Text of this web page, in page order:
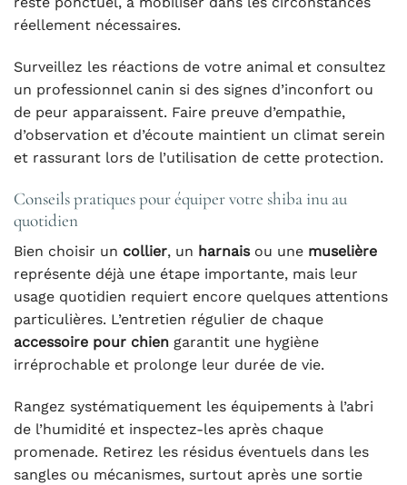
réellement nécessaires.
Surveillez les réactions de votre animal et consultez
un professionnel canin si des signes d’inconfort ou
de peur apparaissent. Faire preuve d’empathie,
d’observation et d’écoute maintient un climat serein
et rassurant lors de l’utilisation de cette protection.
Conseils pratiques pour équiper votre shiba inu au
quotidien
Bien choisir un collier, un harnaisou une muselière
représente déjà une étape importante, mais leur
usage quotidien requiert encore quelques attentions
particulières. L’entretien régulier de chaque
accessoire pour chien garantit une hygiène
irréprochable et prolonge leur durée de vie.
Rangez systématiquement les équipements à l’abri
de l’humidité et inspectez-les après chaque
promenade. Retirez les résidus éventuels dans les
sangles ou mécanismes, surtout après une sortie